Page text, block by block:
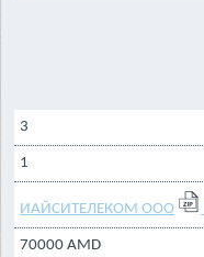
3
1
ИАЙСИТЕЛЕКОМ ООО
70000 AMD